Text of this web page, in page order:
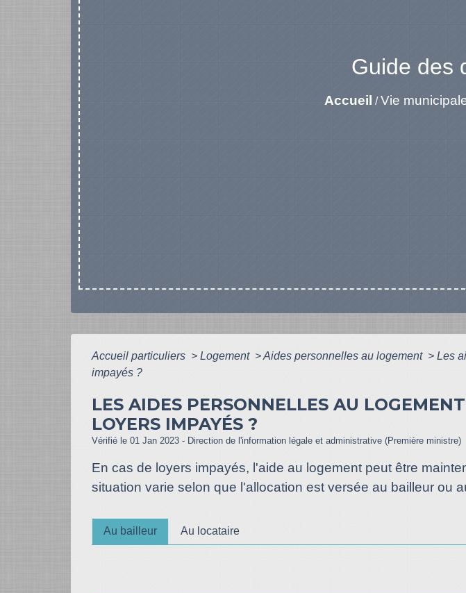
Guide des
Accueil /Vie
Accueil particuliers > Logement >Aides personnelles au logement > Les
impayés ?
LES AIDES PERSONNELLES AU
LOYERS IMPAYÉS ?
Vérifié le 01 Jan 2023 - Direction de l'information légale et administrative (Première ministre)
En cas de loyers impayés, l'aide au logement peut être
situation varie selon que l'allocation est versée au bailleur ou
Au bailleur Au locataire